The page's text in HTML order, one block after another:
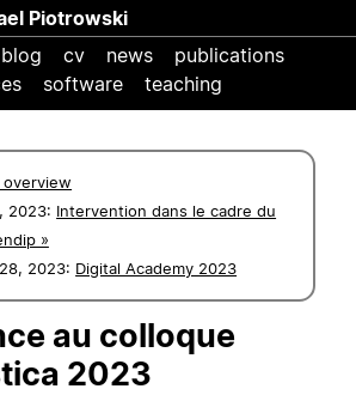
Piotrowski
blog cv news
publications
software teaching
2023: Intervention dans le cadre du
»
2023: Digital Academy 2023
au colloque
2023